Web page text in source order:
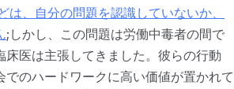
は、自分の問題を認識していないか、
;しかし、この問題は労働中毒者の間で
床医は主張してきました。彼らの行動
でのハードワークに高い価値が置かれて